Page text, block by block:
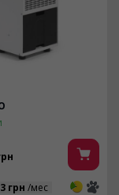
грн /мес 3 3